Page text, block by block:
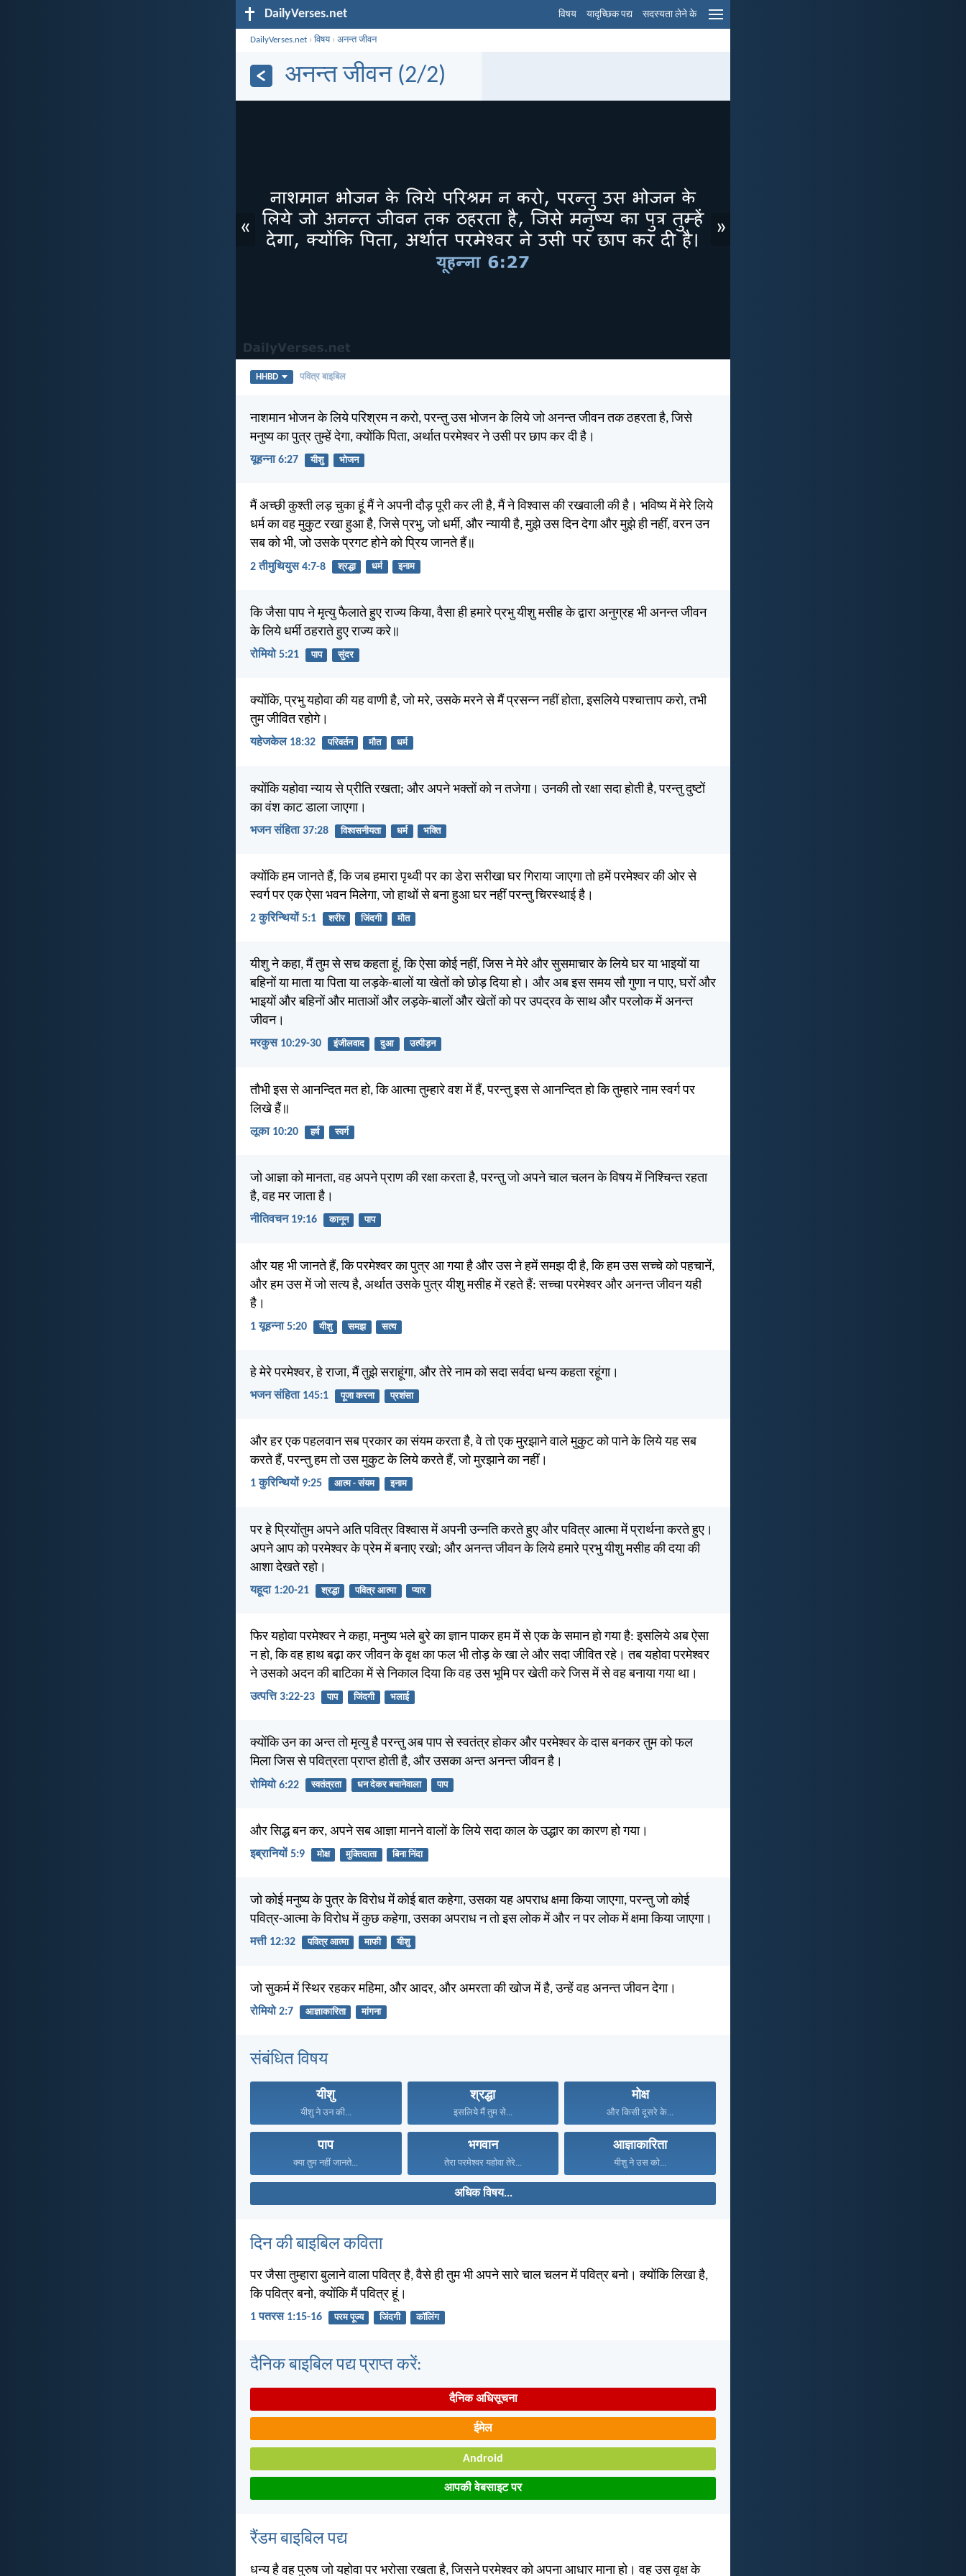
DailyVerses.net विषय यादृच्छिक पद्य सदस्यता लेने के
DailyVerses.net ›विषय›अनन्त जीवन
अनन्त जीवन (2/2)
« »
HHBD पवित्र बाइबिल
नाशमान भोजन के लिये परिश्रम न करो, परन्तु उस भोजन के लिये जो अनन्त जीवन तक ठहरता है, जिसे
मनुष्य का पुत्र तुम्हें देगा, क्योंकि पिता, अर्थात परमेश्वर ने उसी पर छाप कर दी है।
यूहन्ना 6:27 यीशु भोजन
मैं अच्छी कुश्ती लड़ चुका हूं मैं ने अपनी दौड़ पूरी कर ली है, मैं ने विश्वास की रखवाली की है। भविष्य में मेरे लिये
धर्म का वह मुकुट रखा हुआ है, जिसे प्रभु, जो धर्मी, और न्यायी है, मुझे उस दिन देगा और मुझे ही नहीं, वरन उन
सब को भी, जो उसके प्रगट होने को प्रिय जानते हैं॥
2 तीमुथियुस 4:7-8 श्रद्धा धर्म इनाम
कि जैसा पाप ने मृत्यु फैलाते हुए राज्य किया, वैसा ही हमारे प्रभु यीशु मसीह के द्वारा अनुग्रह भी अनन्त जीवन
के लिये धर्मी ठहराते हुए राज्य करे॥
रोमियो 5:21 पाप सुंदर
क्योंकि, प्रभु यहोवा की यह वाणी है, जो मरे, उसके मरने से मैं प्रसन्न नहीं होता, इसलिये पश्चात्ताप करो, तभी
तुम जीवित रहोगे।
यहेजकेल 18:32 परिवर्तन मौत धर्म
क्योंकि यहोवा न्याय से प्रीति रखता; और अपने भक्तों को न तजेगा। उनकी तो रक्षा सदा होती है, परन्तु दुष्टों
का वंश काट डाला जाएगा।
भजन संहिता 37:28 विश्वसनीयता धर्म भक्ति
क्योंकि हम जानते हैं, कि जब हमारा पृथ्वी पर का डेरा सरीखा घर गिराया जाएगा तो हमें परमेश्वर की ओर से
स्वर्ग पर एक ऐसा भवन मिलेगा, जो हाथों से बना हुआ घर नहीं परन्तु चिरस्थाई है।
2 कुरिन्थियों 5:1 शरीर जिंदगी मौत
यीशु ने कहा, मैं तुम से सच कहता हूं, कि ऐसा कोई नहीं, जिस ने मेरे और सुसमाचार के लिये घर या भाइयों या
बहिनों या माता या पिता या लड़के-बालों या खेतों को छोड़ दिया हो। और अब इस समय सौ गुणा न पाए, घरों और
भाइयों और बहिनों और माताओं और लड़के-बालों और खेतों को पर उपद्रव के साथ और परलोक में अनन्त
जीवन।
मरकुस 10:29-30 इंजीलवाद दुआ उत्पीड़न
तौभी इस से आनन्दित मत हो, कि आत्मा तुम्हारे वश में हैं, परन्तु इस से आनन्दित हो कि तुम्हारे नाम स्वर्ग पर
लिखे हैं॥
लूका 10:20 हर्ष स्वर्ग
जो आज्ञा को मानता, वह अपने प्राण की रक्षा करता है, परन्तु जो अपने चाल चलन के विषय में निश्चिन्त रहता
है, वह मर जाता है।
नीतिवचन 19:16 कानून पाप
और यह भी जानते हैं, कि परमेश्वर का पुत्र आ गया है और उस ने हमें समझ दी है, कि हम उस सच्चे को पहचानें,
और हम उस में जो सत्य है, अर्थात उसके पुत्र यीशु मसीह में रहते हैं: सच्चा परमेश्वर और अनन्त जीवन यही
है।
1 यूहन्ना 5:20 यीशु समझ सत्य
हे मेरे परमेश्वर, हे राजा, मैं तुझे सराहूंगा, और तेरे नाम को सदा सर्वदा धन्य कहता रहूंगा।
भजन संहिता 145:1 पूजा करना प्रशंसा
और हर एक पहलवान सब प्रकार का संयम करता है, वे तो एक मुरझाने वाले मुकुट को पाने के लिये यह सब
करते हैं, परन्तु हम तो उस मुकुट के लिये करते हैं, जो मुरझाने का नहीं।
1 कुरिन्थियों 9:25 आत्म - संयम इनाम
पर हे प्रियोंतुम अपने अति पवित्र विश्वास में अपनी उन्नति करते हुए और पवित्र आत्मा में प्रार्थना करते हुए।
अपने आप को परमेश्वर के प्रेम में बनाए रखो; और अनन्त जीवन के लिये हमारे प्रभु यीशु मसीह की दया की
आशा देखते रहो।
यहूदा 1:20-21 श्रद्धा पवित्र आत्मा प्यार
फिर यहोवा परमेश्वर ने कहा, मनुष्य भले बुरे का ज्ञान पाकर हम में से एक के समान हो गया है: इसलिये अब ऐसा
न हो, कि वह हाथ बढ़ा कर जीवन के वृक्ष का फल भी तोड़ के खा ले और सदा जीवित रहे। तब यहोवा परमेश्वर
ने उसको अदन की बाटिका में से निकाल दिया कि वह उस भूमि पर खेती करे जिस में से वह बनाया गया था।
उत्पत्ति 3:22-23 पाप जिंदगी भलाई
क्योंकि उन का अन्त तो मृत्यु है परन्तु अब पाप से स्वतंत्र होकर और परमेश्वर के दास बनकर तुम को फल
मिला जिस से पवित्रता प्राप्त होती है, और उसका अन्त अनन्त जीवन है।
रोमियो 6:22 स्वतंत्रता धन देकर बचानेवाला पाप
और सिद्ध बन कर, अपने सब आज्ञा मानने वालों के लिये सदा काल के उद्धार का कारण हो गया।
इब्रानियों 5:9 मोक्ष मुक्तिदाता बिना निंदा
जो कोई मनुष्य के पुत्र के विरोध में कोई बात कहेगा, उसका यह अपराध क्षमा किया जाएगा, परन्तु जो कोई
पवित्र-आत्मा के विरोध में कुछ कहेगा, उसका अपराध न तो इस लोक में और न पर लोक में क्षमा किया जाएगा।
मत्ती 12:32 पवित्र आत्मा माफी यीशु
जो सुकर्म में स्थिर रहकर महिमा, और आदर, और अमरता की खोज में है, उन्हें वह अनन्त जीवन देगा।
रोमियो 2:7 आज्ञाकारिता मांगना
संबंधित विषय
यीशु
यीशु ने उन की...
श्रद्धा
इसलिये मैं तुम से...
मोक्ष
और किसी दूसरे के...
पाप
क्या तुम नहीं जानते...
भगवान
तेरा परमेश्वर यहोवा तेरे...
आज्ञाकारिता
यीशु ने उस को...
अधिक विषय...
दिन की बाइबिल कविता
पर जैसा तुम्हारा बुलाने वाला पवित्र है, वैसे ही तुम भी अपने सारे चाल चलन में पवित्र बनो। क्योंकि लिखा है,
कि पवित्र बनो, क्योंकि मैं पवित्र हूं।
1 पतरस 1:15-16 परम पूज्य जिंदगी कॉलिंग
दैनिक बाइबिल पद्य प्राप्त करें:
दैनिक अधिसूचना
ईमेल
Android
आपकी वेबसाइट पर
रैंडम बाइबिल पद्य
धन्य है वह पुरुष जो यहोवा पर भरोसा रखता है, जिसने परमेश्वर को अपना आधार माना हो। वह उस वृक्ष के